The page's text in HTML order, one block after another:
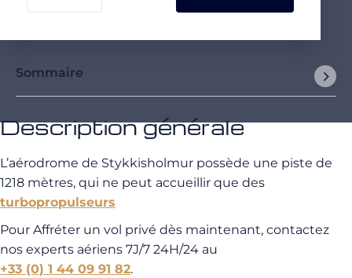
Sommaire
Description générale
L’aérodrome de Stykkisholmur possède une piste de
1218 mètres, qui ne peut accueillir que des
turbopropulseurs
Pour Affréter un vol privé dès maintenant, contactez
nos experts aériens 7J/7 24H/24 au
+33 (0) 1 44 09 91 82.